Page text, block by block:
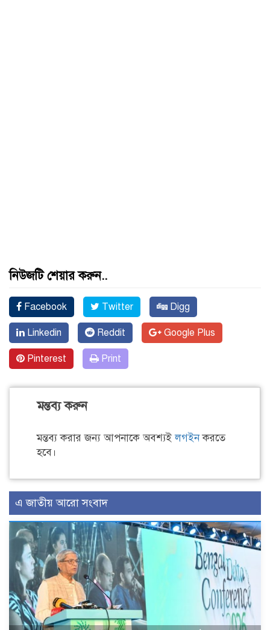
নিউজটি শেয়ার করুন..
Facebook Twitter Digg
Linkedin Reddit Google Plus
Pinterest Print
মন্তব্য করুন
মন্তব্য করার জন্য আপনাকে অবশ্যইলগইনকরতে
হবে।
এ জাতীয় আরো সংবাদ